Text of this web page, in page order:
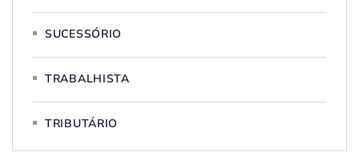
SUCESSÓRIO
TRABALHISTA
TRIBUTÁRIO